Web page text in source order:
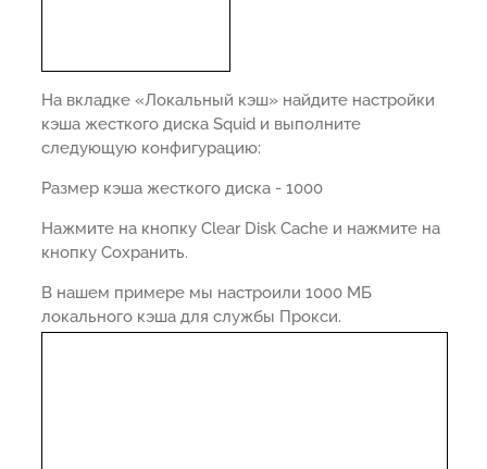
На вкладке «Локальный кэш» найдите настройки
кэша жесткого диска Squid и выполните
следующую конфигурацию:
Размер кэша жесткого диска - 1000
Нажмите на кнопку Clear Disk Cache и нажмите на
кнопку Сохранить.
В нашем примере мы настроили 1000 МБ
локального кэша для службы Прокси.